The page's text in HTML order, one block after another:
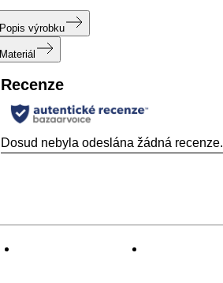
Popis výrobku
Materiál
Recenze
Dosud nebyla odeslána žádná recenze.